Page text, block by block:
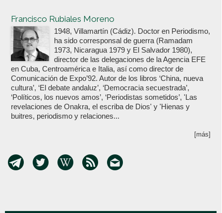
Francisco Rubiales Moreno
1948, Villamartín (Cádiz). Doctor en Periodismo,
ha sido corresponsal de guerra (Ramadam
1973, Nicaragua 1979 y El Salvador 1980),
director de las delegaciones de la Agencia EFE
en Cuba, Centroamérica e Italia, así como director de
Comunicación de Expo’92. Autor de los libros ‘China, nueva
cultura’, ‘El debate andaluz’, ‘Democracia secuestrada’,
‘Políticos, los nuevos amos’, ‘Periodistas sometidos’, 'Las
revelaciones de Onakra, el escriba de Dios' y 'Hienas y
buitres, periodismo y relaciones...
[más]